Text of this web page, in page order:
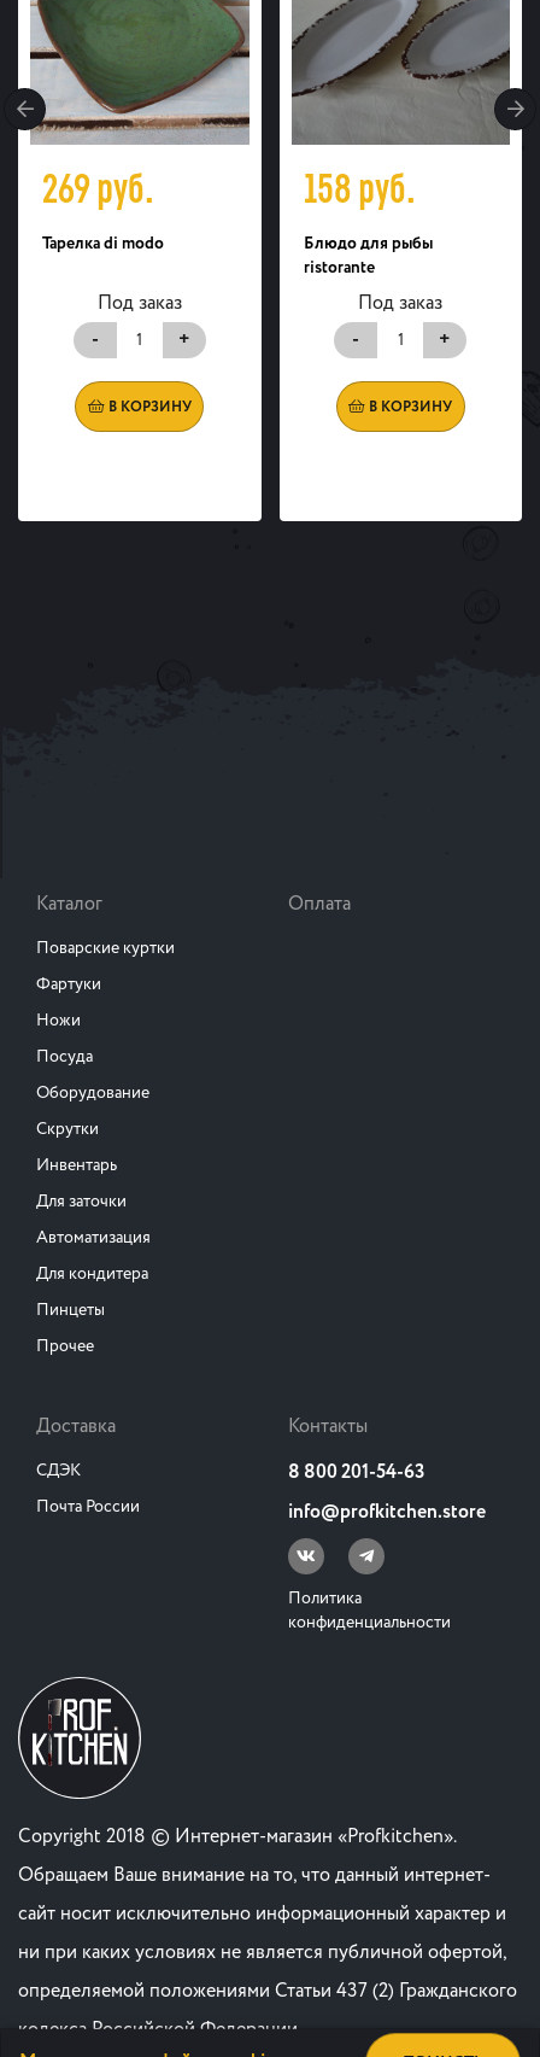
269руб.
Тарелка di modo
Под заказ
-
+
В КОРЗИНУ
158руб.
Блюдо для рыбы
ristorante
Под заказ
-
+
В КОРЗИНУ
Каталог
Поварские куртки
Фартуки
Ножи
Посуда
Оборудование
Скрутки
Инвентарь
Для заточки
Автоматизация
Для кондитера
Пинцеты
Прочее
Оплата
Доставка
СДЭК
Почта России
Контакты
8 800 201-54-63
info@profkitchen.store
Политика
конфиденциальности
Copyright 2018 © Интернет-магазин «Profkitchen».
Обращаем Ваше внимание на то, что данный интернет-
сайт носит исключительно информационный характер и
ни при каких условиях не является публичной офертой,
определяемой положениями Статьи 437 (2) Гражданского
кодекса Российской Федерации. .